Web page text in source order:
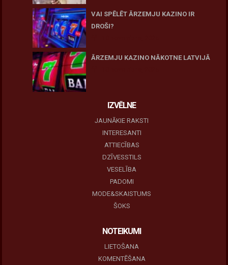
VAI SPĒLĒT ĀRZEMJU KAZINO IR
DROŠI?
ĀRZEMJU KAZINO NĀKOTNE LATVIJĀ
IZVĒLNE
JAUNĀKIE RAKSTI
INTERESANTI
ATTIECĪBAS
DZĪVESSTILS
VESELĪBA
PADOMI
MODE&SKAISTUMS
ŠOKS
NOTEIKUMI
LIETOŠANA
KOMENTĒŠANA